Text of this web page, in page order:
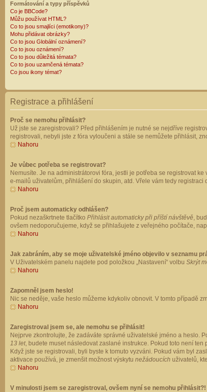
Formátování a typy příspěvků
Co je BBCode?
Můžu používat HTML?
Co to jsou smajlíci (emotikony)?
Mohu přidávat obrázky?
Co to jsou Globální oznámení?
Co to jsou oznámení?
Co to jsou důležitá témata?
Co to jsou uzamčená témata?
Co jsou ikony témat?
Registrace a přihlášení
Proč se nemohu přihlásit?
Už jste se zaregistrovali? Před přihlášením je nutné se nejdříve
registrovali, nebyli jste z fóra vyloučeni a stále se nemůžete přihlásit,
Nahoru
Je vůbec potřeba se registrovat?
Nemusíte. Je na administrátorovi fóra, jestli je potřeba se registrovat
e-mailů uživatelům, přihlášení do skupin, atd. Vřele vám tedy
Nahoru
Proč jsem automaticky odhlášen?
Pokud nezaškrtnete tlačítko Přihlásit automaticky při příští návštěvě,
ovšem nedoporučujeme, když se přihlašujete z veřejného počítače,
Nahoru
Jak zabráním, aby se moje uživatelské jméno objevilo v seznamu
V Uživatelském panelu najdete pod položkou „Nastavení“ volbu Skrýt
Nahoru
Zapomněl jsem heslo!
Nic se neděje, vaše heslo můžeme kdykoliv obnovit. V tomto případě
Nahoru
Zaregistroval jsem se, ale nemohu se přihlásit!
Nejprve zkontrolujte, že zadáváte správné uživatelské jméno a heslo.
13 let, budete muset následovat zaslané instrukce. Pokud toto není
Když jste se registrovali, byli byste k tomuto vyzváni. Pokud vám byl
aktivace používá, je zmenšit možnost výskytu nežádoucích uživatelů,
Nahoru
V minulosti jsem se zaregistroval, ovšem nyní se nemohu přihlásit?!